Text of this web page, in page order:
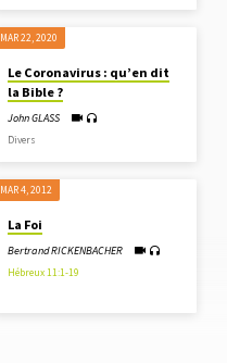
MAR 22, 2020
Le Coronavirus : qu’en dit
la Bible ?
John GLASS
Divers
MAR 4, 2012
La Foi
Bertrand RICKENBACHER
Hébreux 11:1-19